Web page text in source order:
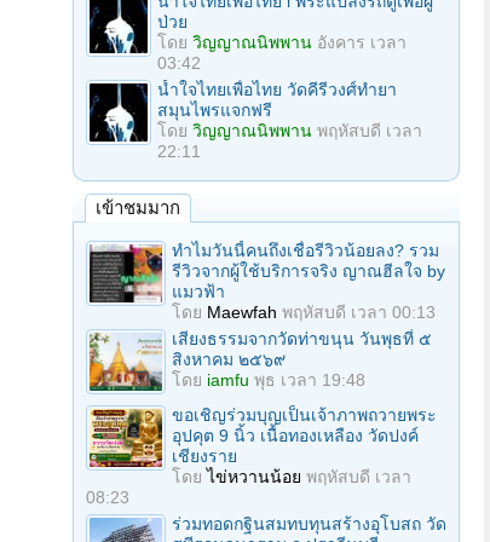
ป่วย
โดย วิญญาณนิพพาน อังคาร เวลา
03:42
น้ำใจไทยเพื่อไทย วัดคีรีวงศ์ทำยา
สมุนไพรแจกฟรี
โดย วิญญาณนิพพาน พฤหัสบดี เวลา
22:11
เข้าชมมาก
ทำไมวันนี้คนถึงเชื่อรีวิวน้อยลง? รวม
รีวิวจากผู้ใช้บริการจริง ญาณฮีลใจ by
แมวฟ้า
โดย Maewfah พฤหัสบดี เวลา 00:13
เสียงธรรมจากวัดท่าขนุน วันพุธที่ ๕
สิงหาคม ๒๕๖๙
โดย iamfu พุธ เวลา 19:48
ขอเชิญร่วมบุญเป็นเจ้าภาพถวายพระ
อุปคุต 9 นิ้ว เนื้อทองเหลือง วัดปงค์
เชียงราย
โดยไข่หวานน้อย พฤหัสบดี เวลา
08:23
ร่วมทอดกฐินสมทบทุนสร้างอุโบสถ วัด